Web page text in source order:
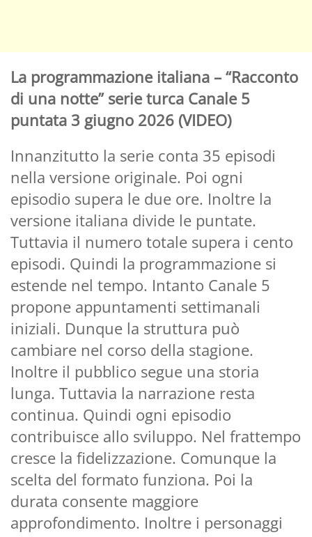
La programmazione italiana – “Racconto
di una notte” serie turca Canale 5
puntata 3 giugno 2026 (VIDEO)
Innanzitutto la serie conta 35 episodi
nella versione originale. Poi ogni
episodio supera le due ore. Inoltre la
versione italiana divide le puntate.
Tuttavia il numero totale supera i cento
episodi. Quindi la programmazione si
estende nel tempo. Intanto Canale 5
propone appuntamenti settimanali
iniziali. Dunque la struttura può
cambiare nel corso della stagione.
Inoltre il pubblico segue una storia
lunga. Tuttavia la narrazione resta
continua. Quindi ogni episodio
contribuisce allo sviluppo. Nel frattempo
cresce la fidelizzazione. Comunque la
scelta del formato funziona. Poi la
durata consente maggiore
approfondimento. Inoltre i personaggi